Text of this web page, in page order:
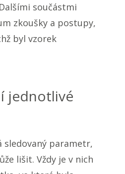
součástmi
zkoušky a postupy,
byl vzorek
jednotlivé
sledovaný parametr,
lišit. Vždy je v nich